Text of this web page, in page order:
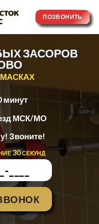
ПОЗВОНИТЬ
ЗАСОРОВ
минут
МСК/МО
Звоните!
30СЕКУНД